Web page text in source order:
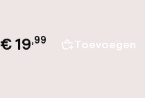
€ 19,99 Toevoegen